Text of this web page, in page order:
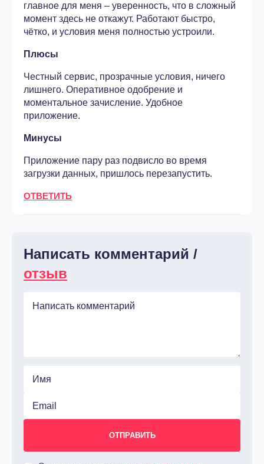
главное для меня – уверенность, что в сложный
момент здесь не откажут. Работают быстро,
чётко, и условия меня полностью устроили.
Плюсы
Честный сервис, прозрачные условия, ничего
лишнего. Оперативное одобрение и
моментальное зачисление. Удобное
приложение.
Минусы
Приложение пару раз подвисло во время
загрузки данных, пришлось перезапустить.
ОТВЕТИТЬ
Написать комментарий /
отзыв